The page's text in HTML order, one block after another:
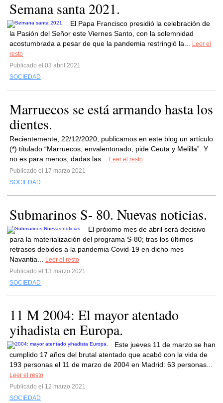
Semana santa 2021.
El Papa Francisco presidió la celebración de
la Pasión del Señor este Viernes Santo, con la solemnidad
acostumbrada a pesar de que la pandemia restringió la...
Leer el
resto
Publicado el 03 abril 2021
SOCIEDAD
Marruecos se está armando hasta los
dientes.
Recientemente, 22/12/2020, publicamos en este blog un artículo
(*) títulado “Marruecos, envalentonado, pide Ceuta y Melilla”. Y
no es para menos, dadas las...
Leer el resto
Publicado el 17 marzo 2021
SOCIEDAD
Submarinos S- 80. Nuevas noticias.
El próximo mes de abril será decisivo
para la materialización del programa S-80; tras los últimos
retrasos debidos a la pandemia Covid-19 en dicho mes
Navantia...
Leer el resto
Publicado el 13 marzo 2021
SOCIEDAD
11 M 2004: El mayor atentado
yihadista en Europa.
Este jueves 11 de marzo se han
cumplido 17 años del brutal atentado que acabó con la vida de
193 personas el 11 de marzo de 2004 en Madrid: 63 personas...
Leer el resto
Publicado el 12 marzo 2021
SOCIEDAD